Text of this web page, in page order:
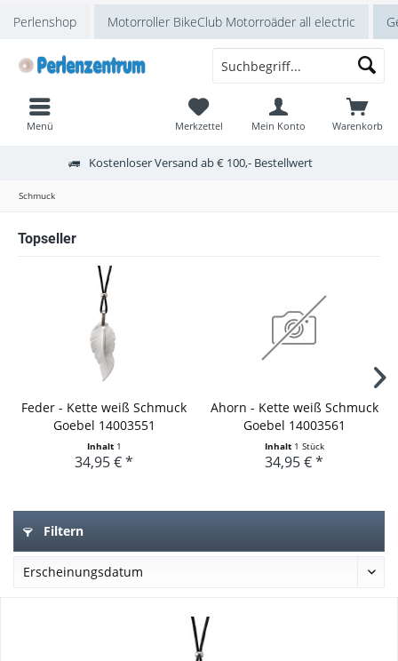
Perlenshop Motorroller BikeClub Motorroäder all electric
Kostenloser Versand ab € 100,- Bestellwert
Warenkorb
Merkzettel Mein Konto
Menü
Schmuck
Topseller
Feder - Kette weiß Schmuck
Goebel 14003551
Inhalt 1
34,95 € *
Ahorn - Kette weiß Schmuck
Goebel 14003561
Inhalt 1 Stück
34,95 € *
Filtern